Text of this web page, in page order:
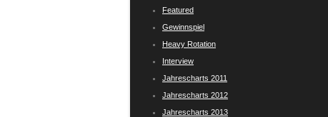
Featured
Gewinnspiel
Heavy Rotation
Interview
Jahrescharts 2011
Jahrescharts 2012
Jahrescharts 2013